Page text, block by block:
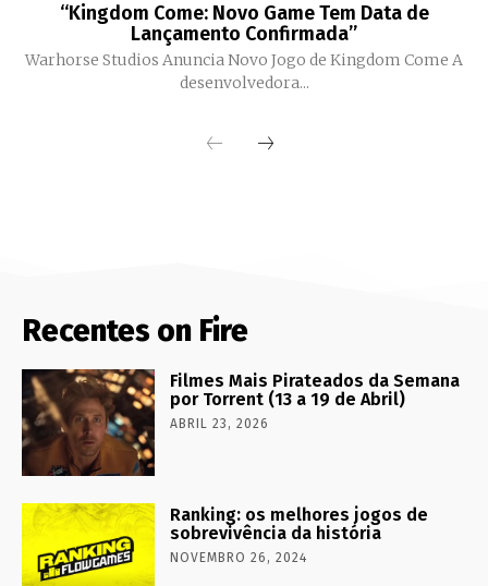
“Kingdom Come: Novo Game Tem Data de
Lançamento Confirmada”
Warhorse Studios Anuncia Novo Jogo de Kingdom Come A
desenvolvedora...
Recentes on Fire
Filmes Mais Pirateados da Semana
por Torrent (13 a 19 de Abril)
ABRIL 23, 2026
Ranking: os melhores jogos de
sobrevivência da história
NOVEMBRO 26, 2024